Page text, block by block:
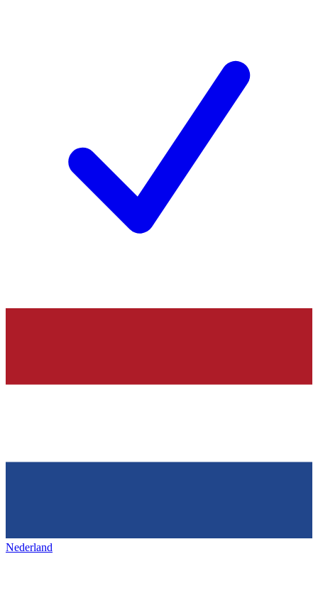
Nederland